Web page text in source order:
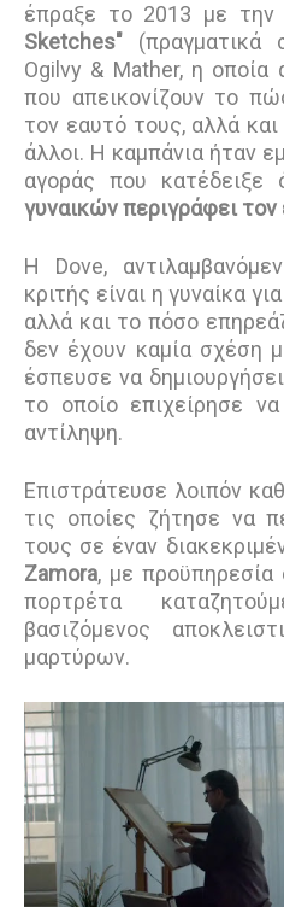
έπραξε το 2013 με την
Sketches" (πραγματικά
Ogilvy & Mather, η οποία
που απεικονίζουν το
τον εαυτό τους, αλλά
άλλοι. Η καμπάνια ήταν
αγοράς που κατέδειξε
γυναικών περιγράφει
Η Dove,
κριτής είναι η γυναίκα
αλλά και το πόσο
δεν έχουν καμία σχέση
έσπευσε να
το οποίο επιχείρησε
αντίληψη.
Επιστράτευσε λοιπόν
τις οποίες ζήτησε να
τους σε έναν
Zamora, με προϋπηρεσία
πορτρέτα
βασιζόμενος
μαρτύρων.